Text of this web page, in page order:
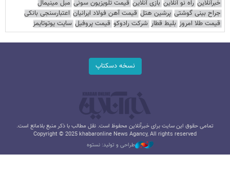
خبرآنلاین راه نو آنلاین بازی آنلاین قیمت تلویزیون سونی مبل مینیمال
جراح بینی گوشتی پرشین هتل قیمت آهن فولاد ایرانیان اعتبارسنجی بانکی
قیمت طلا امروز بلیط قطار شرکت رادوکو قیمت پروفیل سایت یوتوتایمز
نسخه دسکتاپ
تمامی حقوق این سایت برای خبرآنلاین محفوظ است. نقل مطالب با ذکر منبع بلامانع است.
Copyright © 2025 khabaronline News Agancy, All rights reserved
طراحی و تولید: نستوه